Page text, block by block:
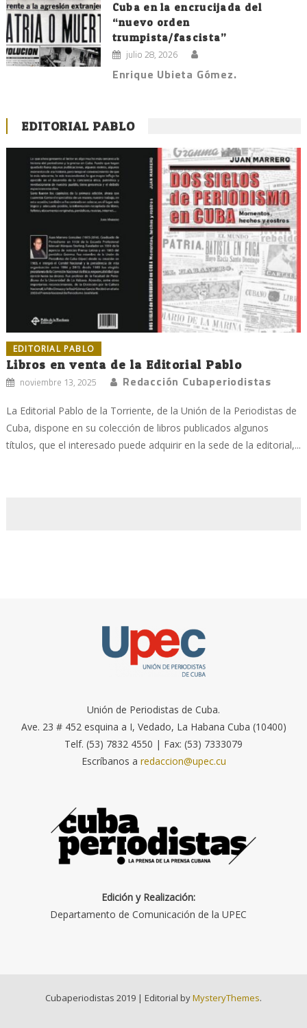
Cuba en la encrucijada del
“nuevo orden
trumpista/fascista”
julio 28, 2026
Enrique Ubieta Gómez.
EDITORIAL PABLO
EDITORIAL PABLO
Libros en venta de la Editorial Pablo
noviembre 13, 2025 Redacción Cubaperiodistas
La Editorial Pablo de la Torriente, de la Unión de la Periodistas de
Cuba, dispone en su colección de libros publicados algunos
títulos, que el interesado puede adquirir en la sede de la editorial,...
Unión de Periodistas de Cuba.
Ave. 23 # 452 esquina a I, Vedado, La Habana Cuba (10400)
Telf. (53) 7832 4550 | Fax: (53) 7333079
Escríbanos a redaccion@upec.cu
Edición y Realización:
Departamento de Comunicación de la UPEC
Cubaperiodistas 2019 | Editorial byMysteryThemes.